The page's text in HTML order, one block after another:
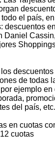
el país,
descuentos
Daniel
de todas
ejemplo en
del país, etc.
en cuotas
cuotas